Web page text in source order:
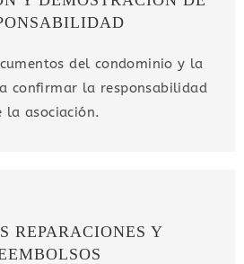
del condominio y la
confirmar la responsabilidad
la asociación.
REPARACIONES Y